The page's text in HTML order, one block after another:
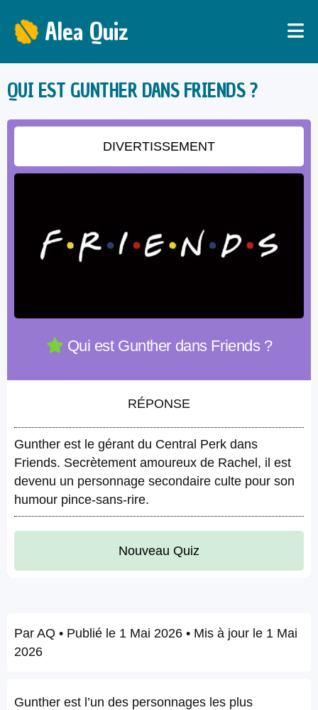
Alea Quiz
QUI EST GUNTHER DANS FRIENDS ?
DIVERTISSEMENT
Qui est Gunther dans Friends ?
RÉPONSE
Gunther est le gérant du Central Perk dans
Friends. Secrètement amoureux de Rachel, il est
devenu un personnage secondaire culte pour son
humour pince-sans-rire.
Nouveau Quiz
Par AQ • Publié le 1 Mai 2026 • Mis à jour le 1 Mai
2026
Gunther est l’un des personnages les plus